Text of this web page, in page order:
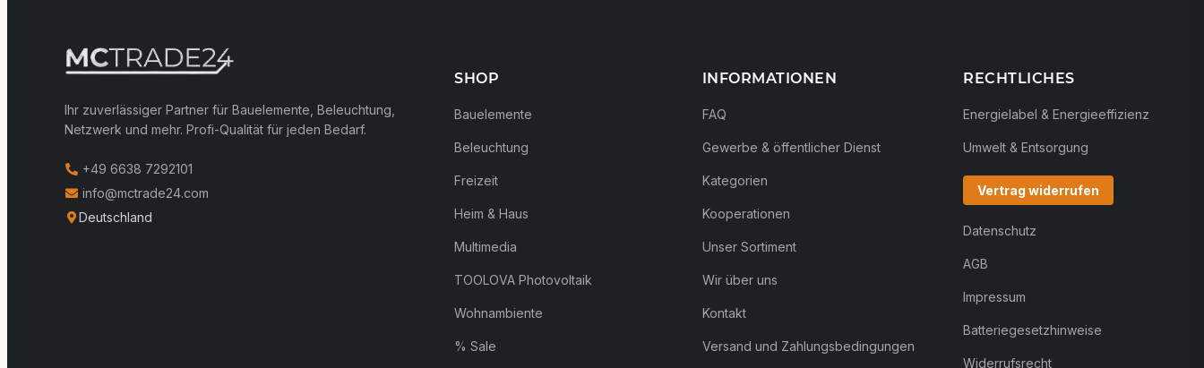
Ihr zuverlässiger Partner für Bauelemente, Beleuchtung,
Netzwerk und mehr. Profi-Qualität für jeden Bedarf.
+49 6638 7292101
info@mctrade24.com
Deutschland
SHOP
Bauelemente
Beleuchtung
Freizeit
Heim & Haus
Multimedia
TOOLOVA Photovoltaik
Wohnambiente
% Sale
INFORMATIONEN
FAQ
Gewerbe & öffentlicher Dienst
Kategorien
Kooperationen
Unser Sortiment
Wir über uns
Kontakt
Versand und Zahlungsbedingungen
RECHTLICHES
Energielabel & Energieeffizienz
Umwelt & Entsorgung
Vertrag widerrufen
Datenschutz
AGB
Impressum
Batteriegesetzhinweise
Widerrufsrecht